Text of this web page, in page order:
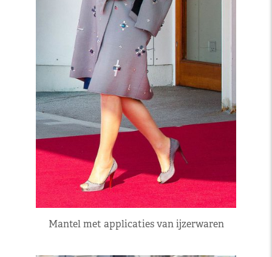
Mantel met applicaties van ijzerwaren